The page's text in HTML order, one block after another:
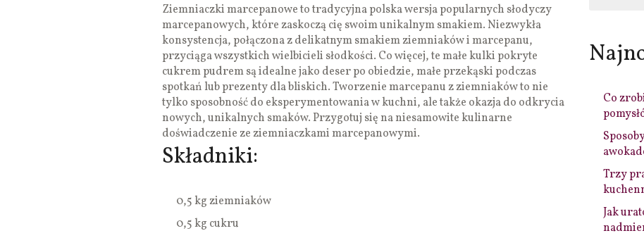
Ziemniaczki marcepanowe to tradycyjna polska wersja popularnych słodyczy
marcepanowych, które zaskoczą cię swoim unikalnym smakiem. Niezwykła
konsystencja, połączona z delikatnym smakiem ziemniaków i marcepanu,
przyciąga wszystkich wielbicieli słodkości. Co więcej, te małe kulki pokryte
cukrem pudrem są idealne jako deser po obiedzie, małe przekąski podczas
spotkań lub prezenty dla bliskich. Tworzenie marcepanu z ziemniaków to nie
tylko sposobność do eksperymentowania w kuchni, ale także okazja do odkrycia
nowych, unikalnych smaków. Przygotuj się na niesamowite kulinarne
doświadczenie ze ziemniaczkami marcepanowymi.
Składniki:
0,5 kg ziemniaków
0,5 kg cukru
Co
Trzy
Jak